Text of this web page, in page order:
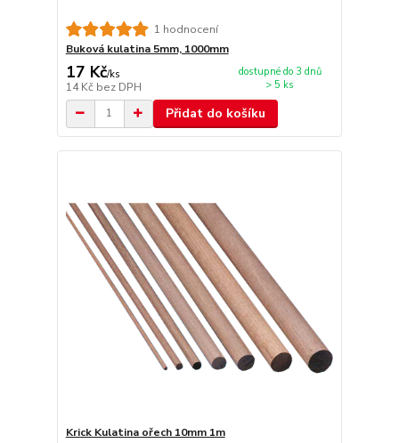
1 hodnocení
Buková kulatina 5mm, 1000mm
17 Kč/ks
14 Kč bez DPH
dostupné do 3 dnů
> 5 ks
Přidat do košíku
Krick Kulatina ořech 10mm 1m